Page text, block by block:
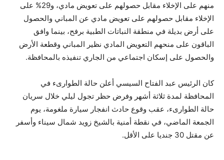
منهم على الإخلاء مقابل حصولهم على تعويض مادي، و29% على
الإخلاء مقابل حصولهم على تعويض مادي عن المباني والحصول
على أرض بديلة في منطقة النباتات الطبية برفح، بينما وافق
الباقون على منحهم التعويض المادي نظير المباني وقطعة الأرض
والحصول على إسكان اجتماعي من الجاري تنفيذه بالمحافظة.
كان الرئيس عبد الفتاح السيسي أعلن حالة الطوارىء في
المحافظة لمدة ثلاثة أشهر وفرض حظر تجول ليلي خلال سريان
حالة الطوارىء، عقب وقوع حادث انفجار سيارة ملغومة، يوم
الجمعة الماضي، في نقطة أمنية بالشيخ زويد شمال سيناء وأسفر
عن مقتل 30 جنديا على الأقل.